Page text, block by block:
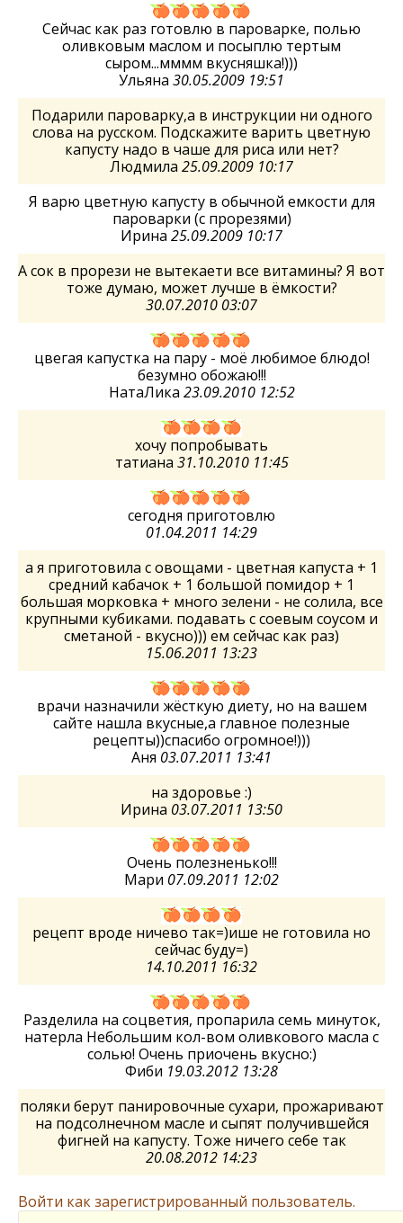
Сейчас как раз готовлю в пароварке, полью
оливковым маслом и посыплю тертым
сыром...мммм вкусняшка!)))
Ульяна 30.05.2009 19:51
Подарили пароварку,а в инструкции ни одного
слова на русском. Подскажите варить цветную
капусту надо в чаше для риса или нет?
Людмила 25.09.2009 10:17
Я варю цветную капусту в обычной емкости для
пароварки (с прорезями)
Ирина 25.09.2009 10:17
А сок в прорези не вытекаети все витамины? Я вот
тоже думаю, может лучше в ёмкости?
30.07.2010 03:07
цвегая капустка на пару - моё любимое блюдо!
безумно обожаю!!!
НатаЛика 23.09.2010 12:52
хочу попробывать
татиана 31.10.2010 11:45
сегодня приготовлю
01.04.2011 14:29
а я приготовила с овощами - цветная капуста + 1
средний кабачок + 1 большой помидор + 1
большая морковка + много зелени - не солила, все
крупными кубиками. подавать с соевым соусом и
сметаной - вкусно))) ем сейчас как раз)
15.06.2011 13:23
врачи назначили жёсткую диету, но на вашем
сайте нашла вкусные,а главное полезные
рецепты))спасибо огромное!)))
Аня 03.07.2011 13:41
на здоровье :)
Ирина 03.07.2011 13:50
Очень полезненько!!!
Мари 07.09.2011 12:02
рецепт вроде ничево так=)ише не готовила но
сейчас буду=)
14.10.2011 16:32
Разделила на соцветия, пропарила семь минуток,
натерла Небольшим кол-вом оливкового масла с
солью! Очень приочень вкусно:)
Фиби 19.03.2012 13:28
поляки берут панировочные сухари, прожаривают
на подсолнечном масле и сыпят получившейся
фигней на капусту. Тоже ничего себе так
20.08.2012 14:23
Войти как зарегистрированный пользователь.